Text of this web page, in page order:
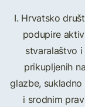
I. Hrvatsko
podupire
stvaralaštvo
prikupljenih
glazbe,
i srodnim